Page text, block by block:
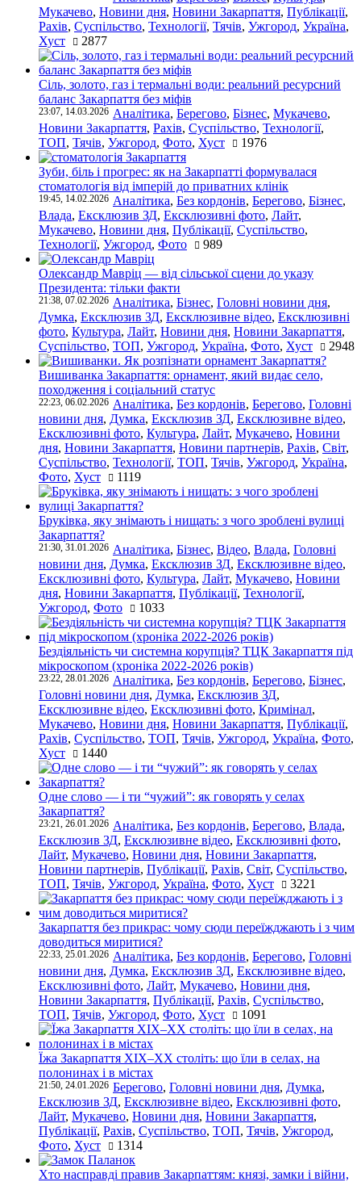
Мукачево, Новини дня, Новини Закарпаття, Публікації,
Рахів, Суспільство, Технології, Тячів, Ужгород, Україна,
Хуст
2877
Сіль, золото, газ і термальні води: реальний ресурсний
баланс Закарпаття без міфів
23:07, 14.03.2026 Аналітика, Берегово, Бізнес, Мукачево,
Новини Закарпаття, Рахів, Суспільство, Технології,
ТОП, Тячів, Ужгород, Фото, Хуст 1976
Зуби, біль і прогрес: як на Закарпатті формувалася
стоматологія від імперій до приватних клінік
19:45, 14.02.2026 Аналітика, Без кордонів, Берегово, Бізнес,
Влада, Ексклюзив ЗД, Ексклюзивні фото, Лайт,
Мукачево, Новини дня, Публікації, Суспільство,
Технології, Ужгород, Фото 989
Олександр Мавріц — від сільської сцени до указу
Президента: тільки факти
21:38, 07.02.2026 Аналітика, Бізнес, Головні новини дня,
Думка, Ексклюзив ЗД, Ексклюзивне відео, Ексклюзивні
фото, Культура, Лайт, Новини дня, Новини Закарпаття,
Суспільство, ТОП, Ужгород, Україна, Фото, Хуст 2948
Вишиванка Закарпаття: орнамент, який видає село,
походження і соціальний статус
22:23, 06.02.2026 Аналітика, Без кордонів, Берегово, Головні
новини дня, Думка, Ексклюзив ЗД, Ексклюзивне відео,
Ексклюзивні фото, Культура, Лайт, Мукачево, Новини
дня, Новини Закарпаття, Новини партнерів, Рахів, Світ,
Суспільство, Технології, ТОП, Тячів, Ужгород, Україна,
Фото, Хуст 1119
Бруківка, яку знімають і нищать: з чого зроблені вулиці
Закарпаття?
21:30, 31.01.2026 Аналітика, Бізнес, Відео, Влада, Головні
новини дня, Думка, Ексклюзив ЗД, Ексклюзивне відео,
Ексклюзивні фото, Культура, Лайт, Мукачево, Новини
дня, Новини Закарпаття, Публікації, Технології,
Ужгород, Фото 1033
Бездіяльність чи системна корупція? ТЦК Закарпаття під
мікроскопом (хроніка 2022-2026 років)
23:22, 28.01.2026 Аналітика, Без кордонів, Берегово, Бізнес,
Головні новини дня, Думка, Ексклюзив ЗД,
Ексклюзивне відео, Ексклюзивні фото, Кримінал,
Мукачево, Новини дня, Новини Закарпаття, Публікації,
Рахів, Суспільство, ТОП, Тячів, Ужгород, Україна, Фото,
Хуст
1440
Одне слово — і ти “чужий”: як говорять у селах
Закарпаття?
23:21, 26.01.2026 Аналітика, Без кордонів, Берегово, Влада,
Ексклюзив ЗД, Ексклюзивне відео, Ексклюзивні фото,
Лайт, Мукачево, Новини дня, Новини Закарпаття,
Новини партнерів, Публікації, Рахів, Світ, Суспільство,
ТОП, Тячів, Ужгород, Україна, Фото, Хуст 3221
Закарпаття без прикрас: чому сюди переїжджають і з чим
доводиться миритися?
22:33, 25.01.2026 Аналітика, Без кордонів, Берегово, Головні
новини дня, Думка, Ексклюзив ЗД, Ексклюзивне відео,
Ексклюзивні фото, Лайт, Мукачево, Новини дня,
Новини Закарпаття, Публікації, Рахів, Суспільство,
ТОП, Тячів, Ужгород, Фото, Хуст 1091
Їжа Закарпаття ХІХ–ХХ століть: що їли в селах, на
полонинах і в містах
21:50, 24.01.2026 Берегово, Головні новини дня, Думка,
Ексклюзив ЗД, Ексклюзивне відео, Ексклюзивні фото,
Лайт, Мукачево, Новини дня, Новини Закарпаття,
Публікації, Рахів, Суспільство, ТОП, Тячів, Ужгород,
Фото, Хуст 1314
Хто насправді правив Закарпаттям: князі, замки і війни,